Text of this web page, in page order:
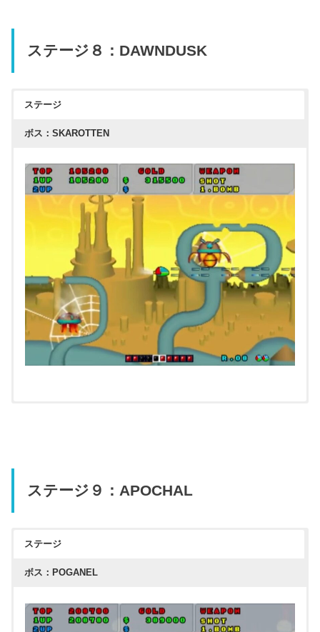
クリックすると拡大します
ステージ８：DAWNDUSK
ステージ
ボス：SKAROTTEN
ステージ９：APOCHAL
ステージ
ボス：POGANEL